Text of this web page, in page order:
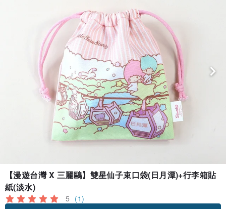
【漫遊台灣 X 三麗鷗】雙星仙子束口袋(日月潭)+行李箱貼
紙(淡水)
5 (1)